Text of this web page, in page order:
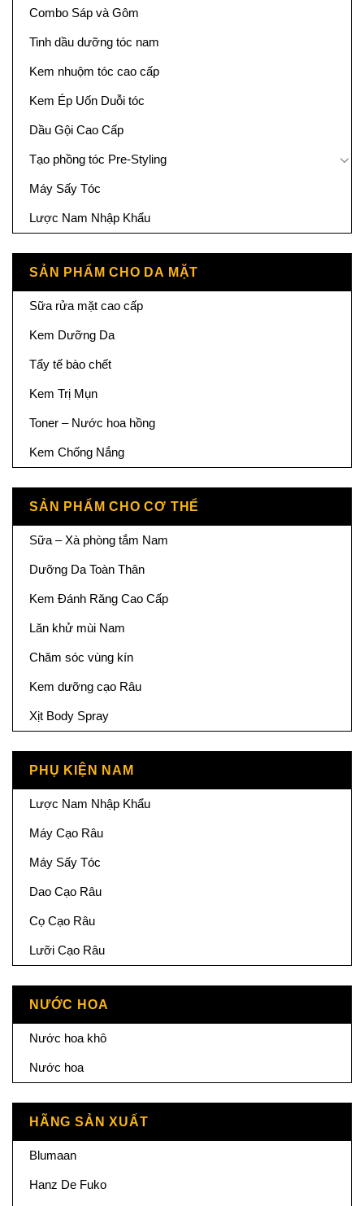
Combo Sáp và Gôm
Tinh dầu dưỡng tóc nam
Kem nhuộm tóc cao cấp
Kem Ép Uốn Duỗi tóc
Dầu Gội Cao Cấp
Tạo phồng tóc Pre-Styling
Máy Sấy Tóc
Lược Nam Nhập Khẩu
SẢN PHẨM CHO DA MẶT
Sữa rửa mặt cao cấp
Kem Dưỡng Da
Tẩy tế bào chết
Kem Trị Mụn
Toner – Nước hoa hồng
Kem Chống Nắng
SẢN PHẨM CHO CƠ THỂ
Sữa – Xà phòng tắm Nam
Dưỡng Da Toàn Thân
Kem Đánh Răng Cao Cấp
Lăn khử mùi Nam
Chăm sóc vùng kín
Kem dưỡng cạo Râu
Xịt Body Spray
PHỤ KIỆN NAM
Lược Nam Nhập Khẩu
Máy Cạo Râu
Máy Sấy Tóc
Dao Cạo Râu
Cọ Cạo Râu
Lưỡi Cạo Râu
NƯỚC HOA
Nước hoa khô
Nước hoa
HÃNG SẢN XUẤT
Blumaan
Hanz De Fuko